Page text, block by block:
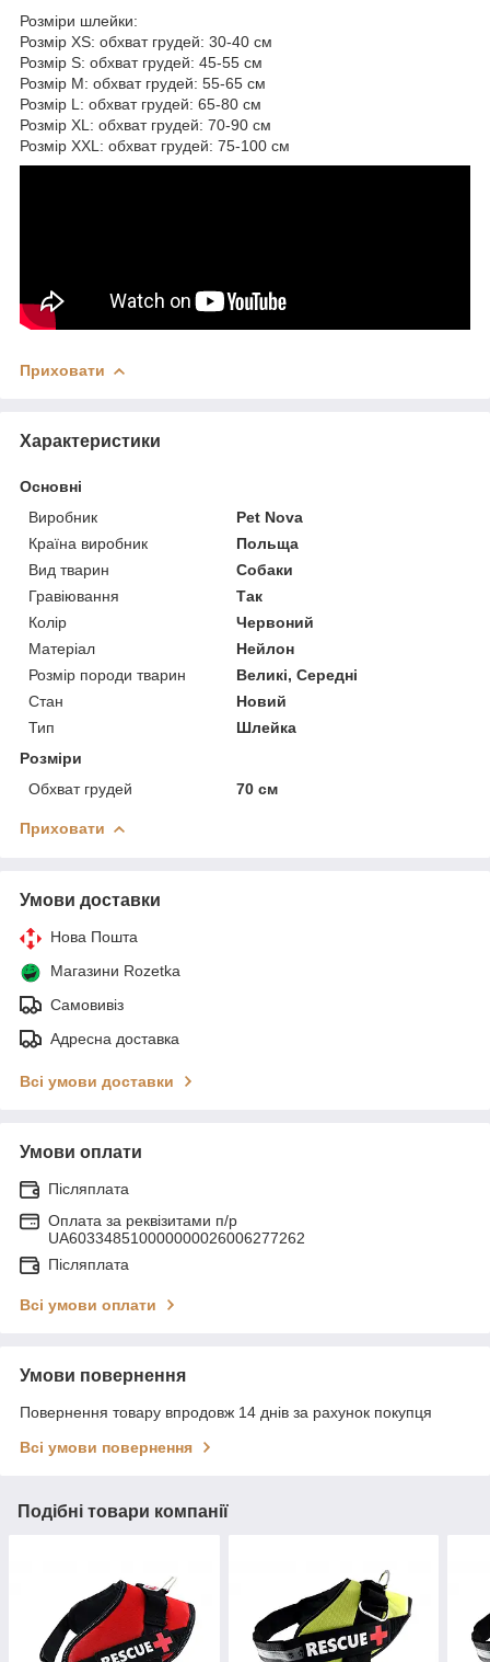
Розміри шлейки:
Розмір XS: обхват грудей: 30-40 см
Розмір S: обхват грудей: 45-55 см
Розмір M: обхват грудей: 55-65 см
Розмір L: обхват грудей: 65-80 см
Розмір XL: обхват грудей: 70-90 см
Розмір XXL: обхват грудей: 75-100 см
Приховати
Характеристики
Основні
Виробник
Pet Nova
Країна виробник
Польща
Вид тварин
Собаки
Гравіювання
Так
Колір
Червоний
Матеріал
Нейлон
Розмір породи тварин
Великі, Середні
Стан
Новий
Тип
Шлейка
Розміри
Обхват грудей
70 см
Приховати
Умови доставки
Нова Пошта
Магазини Rozetka
Самовивіз
Адресна доставка
Всі умови доставки
Умови оплати
Післяплата
Оплата за реквізитами п/р
UA603348510000000026006277262
Післяплата
Всі умови оплати
Умови повернення
Повернення товару впродовж 14 днів за рахунок покупця
Всі умови повернення
Подібні товари компанії